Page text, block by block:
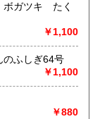
ボガツキ たく
￥1,100
ふしぎ64号
￥1,100
￥880